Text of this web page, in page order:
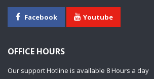
Facebook Youtube
OFFICE HOURS
Our support Hotline is available 8 Hours a day